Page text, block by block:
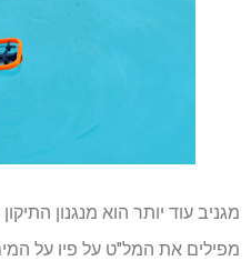
מגניב עוד יותר הוא מנגנון
מפילים את המל"ט על פיו על